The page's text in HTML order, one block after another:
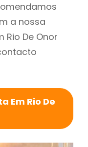
a nossa
Rio De Onor
Em Rio De